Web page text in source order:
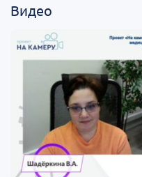
Видео